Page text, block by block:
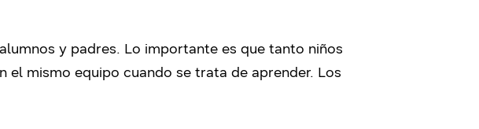
y padres. Lo importante es que tanto niños
mismo equipo cuando se trata de aprender. Los